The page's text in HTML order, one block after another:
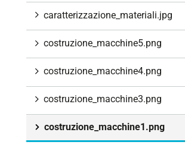
caratterizzazione_materiali.jpg
costruzione_macchine5.png
costruzione_macchine4.png
costruzione_macchine3.png
costruzione_macchine1.png